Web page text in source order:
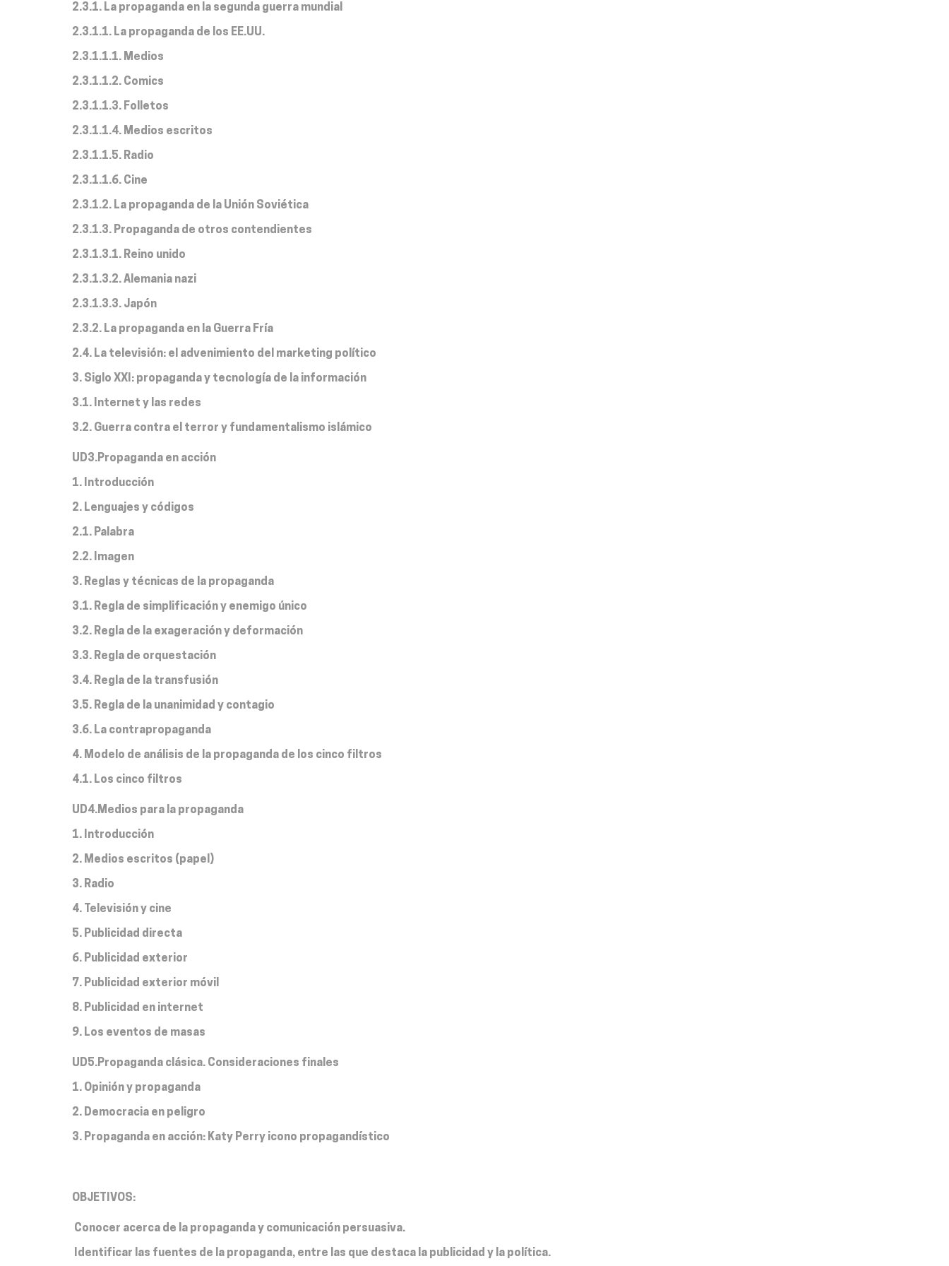
2.3.1. La propaganda en la segunda guerra mundial
2.3.1.1. La propaganda de los EE.UU.
2.3.1.1.1. Medios
2.3.1.1.2. Comics
2.3.1.1.3. Folletos
2.3.1.1.4. Medios escritos
2.3.1.1.5. Radio
2.3.1.1.6. Cine
2.3.1.2. La propaganda de la Unión Soviética
2.3.1.3. Propaganda de otros contendientes
2.3.1.3.1. Reino unido
2.3.1.3.2. Alemania nazi
2.3.1.3.3. Japón
2.3.2. La propaganda en la Guerra Fría
2.4. La televisión: el advenimiento del marketing político
3. Siglo XXI: propaganda y tecnología de la información
3.1. Internet y las redes
3.2. Guerra contra el terror y fundamentalismo islámico
UD3.Propaganda en acción
1. Introducción
2. Lenguajes y códigos
2.1. Palabra
2.2. Imagen
3. Reglas y técnicas de la propaganda
3.1. Regla de simplificación y enemigo único
3.2. Regla de la exageración y deformación
3.3. Regla de orquestación
3.4. Regla de la transfusión
3.5. Regla de la unanimidad y contagio
3.6. La contrapropaganda
4. Modelo de análisis de la propaganda de los cinco filtros
4.1. Los cinco filtros
UD4.Medios para la propaganda
1. Introducción
2. Medios escritos (papel)
3. Radio
4. Televisión y cine
5. Publicidad directa
6. Publicidad exterior
7. Publicidad exterior móvil
8. Publicidad en internet
9. Los eventos de masas
UD5.Propaganda clásica. Consideraciones finales
1. Opinión y propaganda
2. Democracia en peligro
3. Propaganda en acción: Katy Perry icono propagandístico
OBJETIVOS:
 Conocer acerca de la propaganda y comunicación persuasiva.
 Identificar las fuentes de la propaganda, entre las que destaca la publicidad y la política.